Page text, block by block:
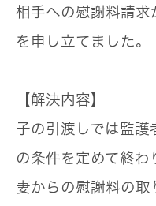
相手への慰謝料請求
を申し立てました。
【解決内容】
子の引渡しでは監護
の条件を定めて終わ
妻からの慰謝料の取